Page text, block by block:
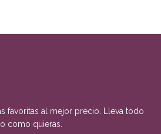
favoritas al mejor precio. Lleva todo
como quieras.